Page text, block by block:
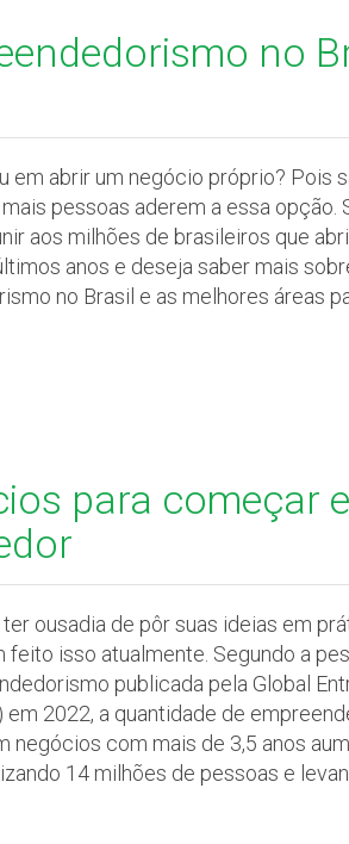
no
em abrir um negócio próprio? Pois
pessoas aderem a essa opção.
aos milhões de brasileiros que
anos e deseja saber mais
no Brasil e as melhores áreas
para começar
ousadia de pôr suas ideias em
feito isso atualmente. Segundo a
publicada pela Global
em 2022, a quantidade de
negócios com mais de 3,5 anos
14 milhões de pessoas e